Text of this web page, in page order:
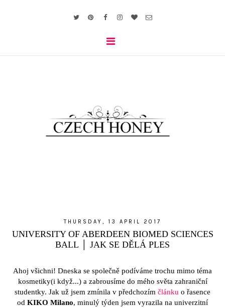
THURSDAY, 13 APRIL 2017
UNIVERSITY OF ABERDEEN BIOMED SCIENCES
BALL │ JAK SE DĚLÁ PLES
Ahoj všichni! Dneska se společně podíváme trochu mimo téma
kosmetiky(i když...) a zabrousíme do mého světa zahraniční
studentky. Jak už jsem zmínila v předchozím článku o řasence
od KIKO Milano, minulý týden jsem vyrazila na univerzitní